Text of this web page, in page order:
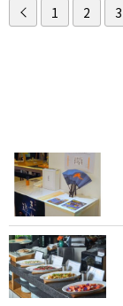
1 2 3